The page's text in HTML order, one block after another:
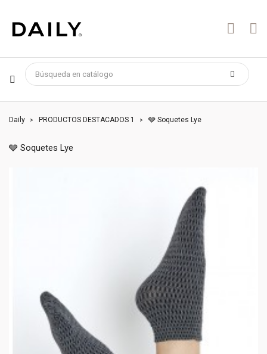
Daily PRODUCTOS DESTACADOS 1 🩶 Soquetes Lye
🩶 Soquetes Lye